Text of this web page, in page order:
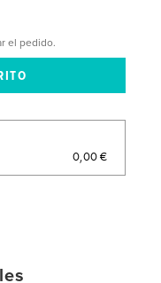
el pedido.
0,00 €